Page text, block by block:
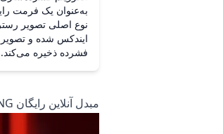
نوع اصلی تصویر
فشرده ذخیره می‌کند.
مبدل آنلاین رایگان PNG به PGX: تبدیل تصاویر در زمان واقعی